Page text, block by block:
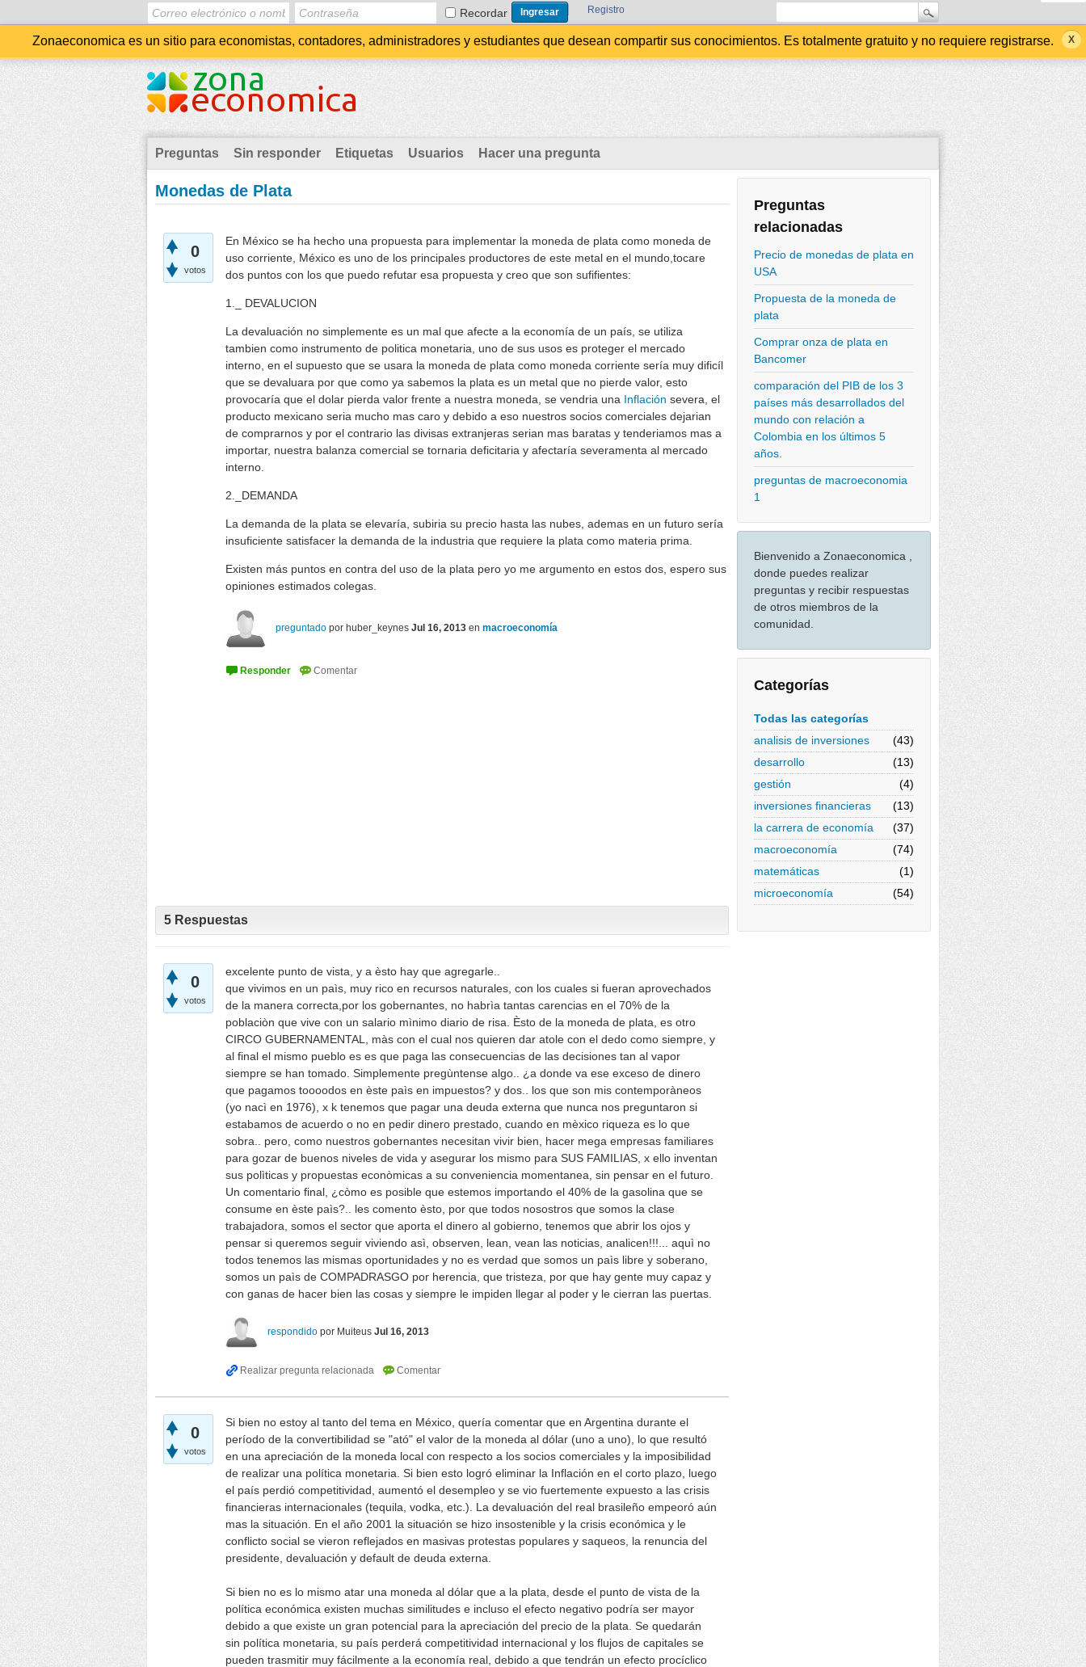
Recordar Registro
Zonaeconomica es un sitio para economistas, contadores, administradores y estudiantes que desean compartir sus conocimientos. Es totalmente gratuito y no requiere registrarse.
Preguntas Sin responder Etiquetas Usuarios Hacer una pregunta
Preguntas
relacionadas
Precio de monedas de plata en
USA
Propuesta de la moneda de
plata
Comprar onza de plata en
Bancomer
comparación del PIB de los 3
países más desarrollados del
mundo con relación a
Colombia en los últimos 5
años.
preguntas de macroeconomia
1
Bienvenido a Zonaeconomica ,
donde puedes realizar
preguntas y recibir respuestas
de otros miembros de la
comunidad.
Categorías
Todas las categorías
analisis de inversiones
(43)
desarrollo
(13)
gestión
(4)
inversiones financieras
(13)
la carrera de economía
(37)
macroeconomía
(74)
matemáticas
(1)
microeconomía
(54)
Monedas de Plata
0
votos
En México se ha hecho una propuesta para implementar la moneda de plata como moneda de
uso corriente, México es uno de los principales productores de este metal en el mundo,tocare
dos puntos con los que puedo refutar esa propuesta y creo que son sufifientes:
1._ DEVALUCION
La devaluación no simplemente es un mal que afecte a la economía de un país, se utiliza
tambien como instrumento de politica monetaria, uno de sus usos es proteger el mercado
interno, en el supuesto que se usara la moneda de plata como moneda corriente sería muy dificíl
que se devaluara por que como ya sabemos la plata es un metal que no pierde valor, esto
provocaría que el dolar pierda valor frente a nuestra moneda, se vendria una Inflación severa, el
producto mexicano seria mucho mas caro y debido a eso nuestros socios comerciales dejarian
de comprarnos y por el contrario las divisas extranjeras serian mas baratas y tenderiamos mas a
importar, nuestra balanza comercial se tornaria deficitaria y afectaría severamenta al mercado
interno.
2._DEMANDA
La demanda de la plata se elevaría, subiria su precio hasta las nubes, ademas en un futuro sería
insuficiente satisfacer la demanda de la industria que requiere la plata como materia prima.
Existen más puntos en contra del uso de la plata pero yo me argumento en estos dos, espero sus
opiniones estimados colegas.
preguntado por huber_keynes Jul 16, 2013 en macroeconomía
5 Respuestas
0
votos
excelente punto de vista, y a èsto hay que agregarle..
que vivimos en un paìs, muy rico en recursos naturales, con los cuales si fueran aprovechados
de la manera correcta,por los gobernantes, no habrìa tantas carencias en el 70% de la
poblaciòn que vive con un salario mìnimo diario de risa. Èsto de la moneda de plata, es otro
CIRCO GUBERNAMENTAL, màs con el cual nos quieren dar atole con el dedo como siempre, y
al final el mismo pueblo es es que paga las consecuencias de las decisiones tan al vapor
siempre se han tomado. Simplemente pregùntense algo.. ¿a donde va ese exceso de dinero
que pagamos toooodos en èste paìs en impuestos? y dos.. los que son mis contemporàneos
(yo nacì en 1976), x k tenemos que pagar una deuda externa que nunca nos preguntaron si
estabamos de acuerdo o no en pedir dinero prestado, cuando en mèxico riqueza es lo que
sobra.. pero, como nuestros gobernantes necesitan vivir bien, hacer mega empresas familiares
para gozar de buenos niveles de vida y asegurar los mismo para SUS FAMILIAS, x ello inventan
sus polìticas y propuestas econòmicas a su conveniencia momentanea, sin pensar en el futuro.
Un comentario final, ¿còmo es posible que estemos importando el 40% de la gasolina que se
consume en èste paìs?.. les comento èsto, por que todos nosostros que somos la clase
trabajadora, somos el sector que aporta el dinero al gobierno, tenemos que abrir los ojos y
pensar si queremos seguir viviendo asì, observen, lean, vean las noticias, analicen!!!... aquì no
todos tenemos las mismas oportunidades y no es verdad que somos un paìs libre y soberano,
somos un paìs de COMPADRASGO por herencia, que tristeza, por que hay gente muy capaz y
con ganas de hacer bien las cosas y siempre le impiden llegar al poder y le cierran las puertas.
respondido por Muiteus Jul 16, 2013
0
votos
Si bien no estoy al tanto del tema en México, quería comentar que en Argentina durante el
período de la convertibilidad se "ató" el valor de la moneda al dólar (uno a uno), lo que resultó
en una apreciación de la moneda local con respecto a los socios comerciales y la imposibilidad
de realizar una política monetaria. Si bien esto logró eliminar la Inflación en el corto plazo, luego
el país perdió competitividad, aumentó el desempleo y se vio fuertemente expuesto a las crisis
financieras internacionales (tequila, vodka, etc.). La devaluación del real brasileño empeoró aún
mas la situación. En el año 2001 la situación se hizo insostenible y la crisis económica y le
conflicto social se vieron reflejados en masivas protestas populares y saqueos, la renuncia del
presidente, devaluación y default de deuda externa.
Si bien no es lo mismo atar una moneda al dólar que a la plata, desde el punto de vista de la
política económica existen muchas similitudes e incluso el efecto negativo podría ser mayor
debido a que existe un gran potencial para la apreciación del precio de la plata. Se quedarán
sin política monetaria, su país perderá competitividad internacional y los flujos de capitales se
pueden trasmitir muy fácilmente a la economía real, debido a que tendrán un efecto procíclico